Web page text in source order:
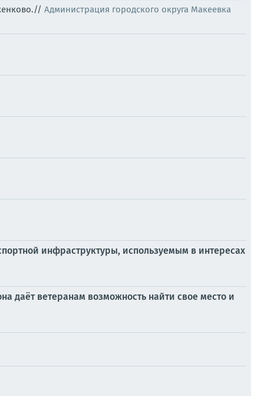
Администрация городского округа Макеевка
инфраструктуры, используемым в интересах
даёт ветеранам возможность найти свое место и